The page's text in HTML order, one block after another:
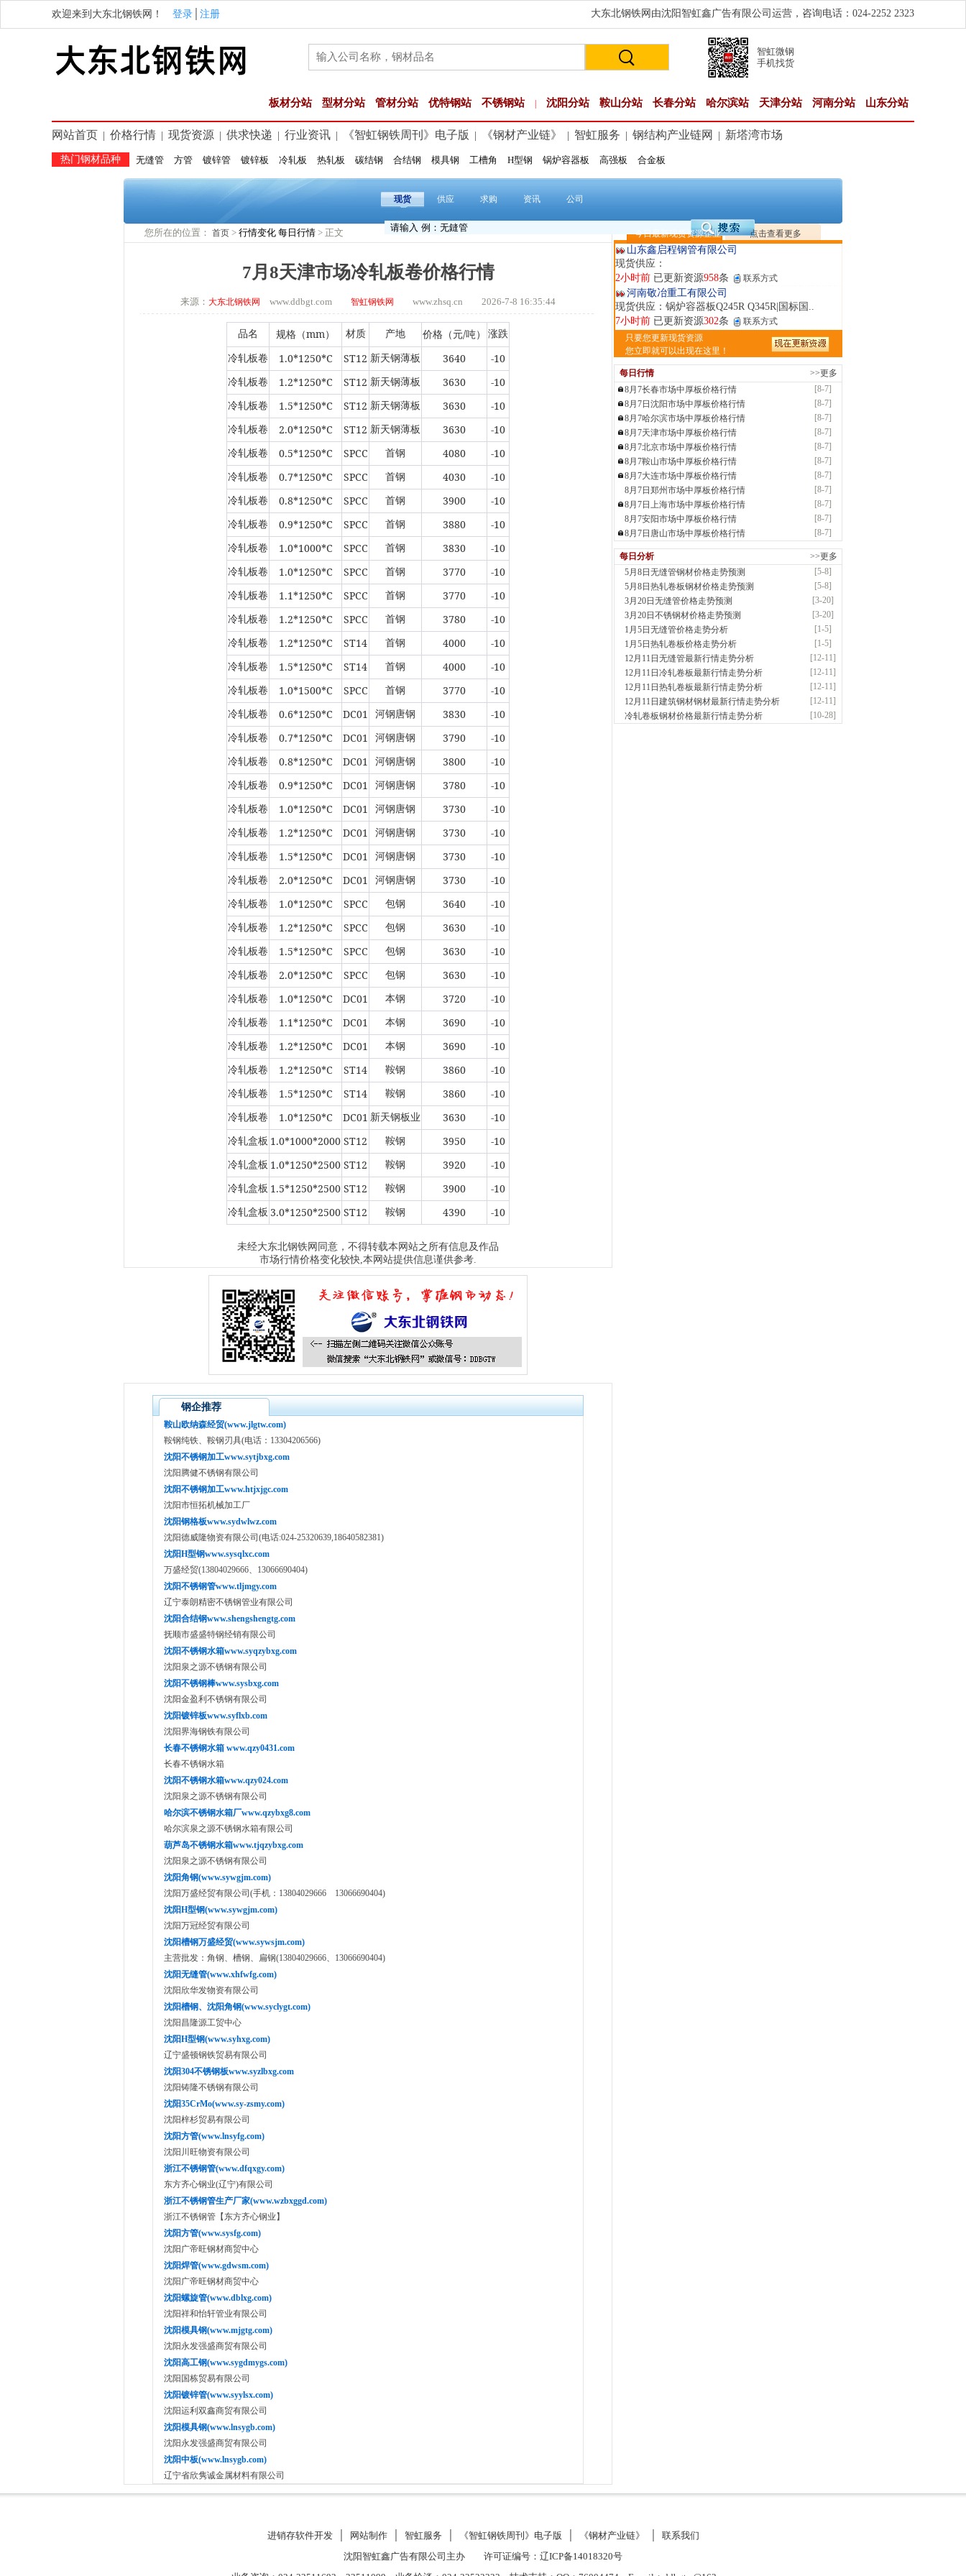
欢迎来到大东北钢铁网！ 登录 注册 大东北钢铁网由沈阳智虹鑫广告有限公司运营，咨询电话：024-2252 2323
智虹微钢
手机找货
板材分站 型材分站 管材分站 优特钢站 不锈钢站 沈阳分站 鞍山分站 长春分站 哈尔滨站 天津分站 河南分站 山东分站
网站首页 价格行情 现货资源 供求快递 行业资讯 《智虹钢铁周刊》电子版 《钢材产业链》 智虹服务 钢结构产业链网 新塔湾市场
热门钢材品种 无缝管 方管 镀锌管 镀锌板 冷轧板 热轧板 碳结钢 合结钢 模具钢 工槽角 H型钢 锅炉容器板 高强板 合金板
现货 供应 求购 资讯 公司
您所在的位置： 首页 > 行情变化 每日行情 > 正文
7月8天津市场冷轧板卷价格行情
来源： 大东北钢铁网 www.ddbgt.com 智虹钢铁网 www.zhsq.cn 2026-7-8 16:35:44
品名 规格（mm） 材质 产地 价格（元/吨） 涨跌
冷轧板卷 1.0*1250*C ST12 新天钢薄板 3640 -10
冷轧板卷 1.2*1250*C ST12 新天钢薄板 3630 -10
冷轧板卷 1.5*1250*C ST12 新天钢薄板 3630 -10
冷轧板卷 2.0*1250*C ST12 新天钢薄板 3630 -10
冷轧板卷 0.5*1250*C SPCC 首钢 4080 -10
冷轧板卷 0.7*1250*C SPCC 首钢 4030 -10
冷轧板卷 0.8*1250*C SPCC 首钢 3900 -10
冷轧板卷 0.9*1250*C SPCC 首钢 3880 -10
冷轧板卷 1.0*1000*C SPCC 首钢 3830 -10
冷轧板卷 1.0*1250*C SPCC 首钢 3770 -10
冷轧板卷 1.1*1250*C SPCC 首钢 3770 -10
冷轧板卷 1.2*1250*C SPCC 首钢 3780 -10
冷轧板卷 1.2*1250*C ST14 首钢 4000 -10
冷轧板卷 1.5*1250*C ST14 首钢 4000 -10
冷轧板卷 1.0*1500*C SPCC 首钢 3770 -10
冷轧板卷 0.6*1250*C DC01 河钢唐钢 3830 -10
冷轧板卷 0.7*1250*C DC01 河钢唐钢 3790 -10
冷轧板卷 0.8*1250*C DC01 河钢唐钢 3800 -10
冷轧板卷 0.9*1250*C DC01 河钢唐钢 3780 -10
冷轧板卷 1.0*1250*C DC01 河钢唐钢 3730 -10
冷轧板卷 1.2*1250*C DC01 河钢唐钢 3730 -10
冷轧板卷 1.5*1250*C DC01 河钢唐钢 3730 -10
冷轧板卷 2.0*1250*C DC01 河钢唐钢 3730 -10
冷轧板卷 1.0*1250*C SPCC 包钢 3640 -10
冷轧板卷 1.2*1250*C SPCC 包钢 3630 -10
冷轧板卷 1.5*1250*C SPCC 包钢 3630 -10
冷轧板卷 2.0*1250*C SPCC 包钢 3630 -10
冷轧板卷 1.0*1250*C DC01 本钢 3720 -10
冷轧板卷 1.1*1250*C DC01 本钢 3690 -10
冷轧板卷 1.2*1250*C DC01 本钢 3690 -10
冷轧板卷 1.2*1250*C ST14 鞍钢 3860 -10
冷轧板卷 1.5*1250*C ST14 鞍钢 3860 -10
冷轧板卷 1.0*1250*C DC01 新天钢板业 3630 -10
冷轧盒板 1.0*1000*2000 ST12 鞍钢 3950 -10
冷轧盒板 1.0*1250*2500 ST12 鞍钢 3920 -10
冷轧盒板 1.5*1250*2500 ST12 鞍钢 3900 -10
冷轧盒板 3.0*1250*2500 ST12 鞍钢 4390 -10
未经大东北钢铁网 同意，不得转载本网站之所有信息及作品
市场行情价格变化较快,本网站提供信息谨供参考.
今日最新现货资源企业 点击查看更多
玖隆晟钢管制造有限公司
现货供应：无缝管|合金管|圆钢|精密光亮管|马氏体..
现货供应：低合金板|高强度板|Z向板|
2小时前已更新资源254条 联系方式
山东鑫启程钢管有限公司
现货供应：
2小时前已更新资源958条 联系方式
河南敬冶重工有限公司
现货供应：锅炉容器板Q245R Q345R|国标国..
7小时前已更新资源302条 联系方式
天津亿宇金属材料有限公司（曼内斯曼）
现货供应：天津钢管|国产合金管|高压锅炉管|石油
裂..
7小时前已更新资源
舞钢市恒沃钢铁贸易有限公司
现货供应：耐磨板| 优碳板|低合金板|风电钢板|海..
23小时前已更新资源483条
河南省智帅实业有限公司
现货供应：特厚钢板|耐磨钢|容器板|
1天前已更新资源1042条
舞钢市盛隆物资有限公司
现货供应：中低温锅炉容器板|中厚板|耐磨板|高强
板..
1天前已更新资源21条 联系方式
天津宝仓腾飞钢管销售有限公司
现货供应：输送流体管、高压锅炉管、化肥专用
管、耐低..
1天前已更新资源875条 联系方式
天津市辰建商贸有限公司
现货供应：不锈方管| 热扩无缝管| 方矩管
1天前已更新资源1280条 联系方式
玖隆晟钢管制造有限公司
现货供应：无缝管|合金管|圆钢|精密光亮管|马氏体..
1小时前 已更新资源419条 联系方式
安阳市润兴商贸有限公司
现货供应：低合金板|高强度板|Z向板|
2小时前 已更新资源254条 联系方式
山东鑫启程钢管有限公司
只要您更新现货资源
您立即就可以出现在这里！
每日行情
>>更多
8月7长春市场中厚板价格行情
[8-7]
8月7日沈阳市场中厚板价格行情
[8-7]
8月7哈尔滨市场中厚板价格行情
[8-7]
8月7天津市场中厚板价格行情
[8-7]
8月7北京市场中厚板价格行情
[8-7]
8月7鞍山市场中厚板价格行情
[8-7]
8月7大连市场中厚板价格行情
[8-7]
8月7日郑州市场中厚板价格行情
[8-7]
8月7日上海市场中厚板价格行情
[8-7]
8月7安阳市场中厚板价格行情
[8-7]
8月7日唐山市场中厚板价格行情
[8-7]
每日分析
>>更多
5月8日无缝管钢材价格走势预测
[5-8]
5月8日热轧卷板钢材价格走势预测
[5-8]
3月20日无缝管价格走势预测
[3-20]
3月20日不锈钢材价格走势预测
[3-20]
1月5日无缝管价格走势分析
[1-5]
1月5日热轧卷板价格走势分析
[1-5]
12月11日无缝管最新行情走势分析
[12-11]
12月11日冷轧卷板最新行情走势分析
[12-11]
12月11日热轧卷板最新行情走势分析
[12-11]
12月11日建筑钢材钢材最新行情走势分析
[12-11]
冷轧卷板钢材价格最新行情走势分析
[10-28]
钢企推荐
鞍山欧纳森经贸(www.jlgtw.com)
鞍钢纯铁、鞍钢刃具(电话：13304206566)
沈阳不锈钢加工www.sytjbxg.com
沈阳腾健不锈钢有限公司
沈阳不锈钢加工www.htjxjgc.com
沈阳市恒拓机械加工厂
沈阳钢格板www.sydwlwz.com
沈阳德威隆物资有限公司(电话:024-25320639,18640582381)
沈阳H型钢www.sysqlxc.com
万盛经贸(13804029666、13066690404)
沈阳不锈钢管www.tljmgy.com
辽宁泰朗精密不锈钢管业有限公司
沈阳合结钢www.shengshengtg.com
抚顺市盛盛特钢经销有限公司
沈阳不锈钢水箱www.syqzybxg.com
沈阳泉之源不锈钢有限公司
沈阳不锈钢棒www.sysbxg.com
沈阳金盈利不锈钢有限公司
沈阳镀锌板www.syflxb.com
沈阳界海钢铁有限公司
长春不锈钢水箱 www.qzy0431.com
长春不锈钢水箱
沈阳不锈钢水箱www.qzy024.com
沈阳泉之源不锈钢有限公司
哈尔滨不锈钢水箱厂www.qzybxg8.com
哈尔滨泉之源不锈钢水箱有限公司
葫芦岛不锈钢水箱www.tjqzybxg.com
沈阳泉之源不锈钢有限公司
沈阳角钢(www.sywgjm.com)
沈阳万盛经贸有限公司(手机：13804029666 13066690404)
沈阳H型钢(www.sywgjm.com)
沈阳万冠经贸有限公司
沈阳槽钢万盛经贸(www.sywsjm.com)
主营批发：角钢、槽钢、扁钢(13804029666、13066690404)
沈阳无缝管(www.xhfwfg.com)
沈阳欣华发物资有限公司
沈阳槽钢、沈阳角钢(www.syclygt.com)
沈阳昌隆源工贸中心
沈阳H型钢(www.syhxg.com)
辽宁盛顿钢铁贸易有限公司
沈阳304不锈钢板www.syzlbxg.com
沈阳铸隆不锈钢有限公司
沈阳35CrMo(www.sy-zsmy.com)
沈阳梓杉贸易有限公司
沈阳方管(www.lnsyfg.com)
沈阳川旺物资有限公司
浙江不锈钢管(www.dfqxgy.com)
东方齐心钢业(辽宁)有限公司
浙江不锈钢管生产厂家(www.wzbxggd.com)
浙江不锈钢管【东方齐心钢业】
沈阳方管(www.sysfg.com)
沈阳广帝旺钢材商贸中心
沈阳焊管(www.gdwsm.com)
沈阳广帝旺钢材商贸中心
沈阳螺旋管(www.dblxg.com)
沈阳祥和怡轩管业有限公司
沈阳模具钢(www.mjgtg.com)
沈阳永发强盛商贸有限公司
沈阳高工钢(www.sygdmygs.com)
沈阳国栋贸易有限公司
沈阳镀锌管(www.syylsx.com)
沈阳运利双鑫商贸有限公司
沈阳模具钢(www.lnsygb.com)
沈阳永发强盛商贸有限公司
沈阳中板(www.lnsygb.com)
辽宁省欣隽诚金属材料有限公司
进销存软件开发│ 网站制作│ 智虹服务 《智虹钢铁周刊》电子版 《钢材产业链》
联系我们
沈阳智虹鑫广告有限公司主办 许可证编号： 辽ICP备14018320号